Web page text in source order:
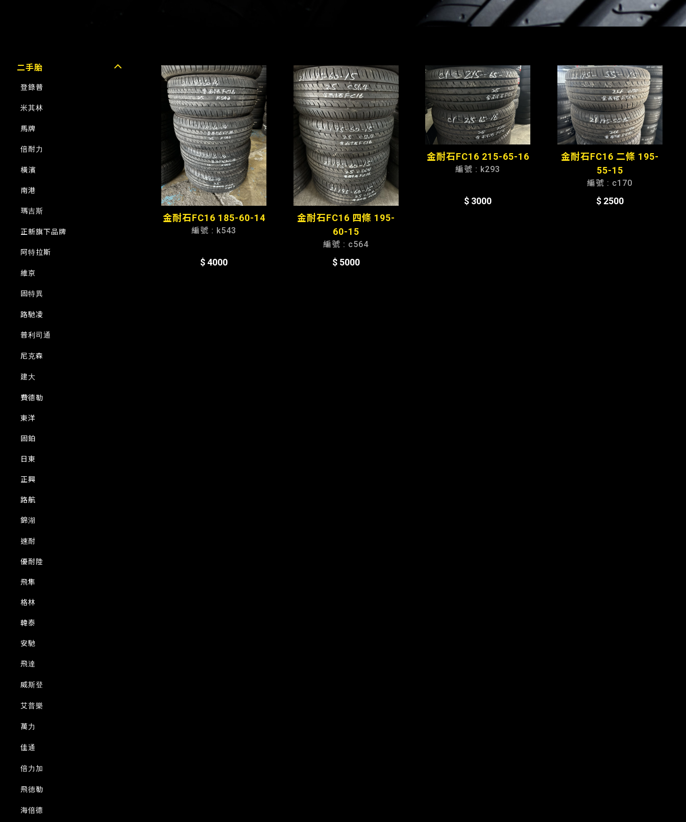
二手胎
登錄普
米其林
馬牌
倍耐力
橫濱
南港
瑪吉斯
正新旗下品牌
阿特拉斯
維京
固特異
路馳凌
普利司通
尼克森
建大
費德勒
東洋
固鉑
日東
正興
路航
錦湖
速耐
優耐陸
飛隼
格林
韓泰
安馳
飛達
威斯登
艾普樂
萬力
佳通
倍力加
飛德勒
海倍德
金耐石FC16 185-60-14
編號 : k543
$ 4000
金耐石FC16 四條 195-
60-15
編號 : c564
$ 5000
金耐石FC16 215-65-16
編號 : k293
$ 3000
金耐石FC16 二條 195-
55-15
編號 : c170
$ 2500